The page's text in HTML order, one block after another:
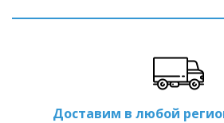
Доставим в любой